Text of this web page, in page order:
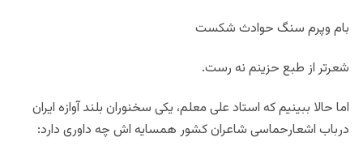
بام وپرم سنگ حوادث شکست
شعرتر از طبع حزینم نه رست.
اما حالا ببینیم که استاد علی معلم، یکی سخنوران بلند آوازه ایران
درباب اشعارحماسی شاعران کشور همسایه اش چه داوری دارد: